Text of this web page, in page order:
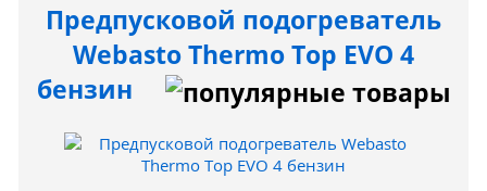
Предпусковой подогреватель
Webasto Thermo Top EVO 4
бензин